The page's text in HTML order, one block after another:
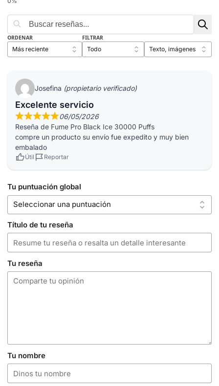
ORDENAR FILTRAR
Josefina (propietario verificado)
Excelente servicio
06/05/2026
Reseña de Fume Pro Black Ice 30000 Puffs
compre un producto su envío fue expedito y muy bien
embalado
Útil Reportar
Tu puntuación global
Título de tu reseña
Tu reseña
Tu nombre